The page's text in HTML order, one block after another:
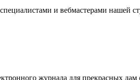
и вебмастерами нашей
журнала для прекрасных